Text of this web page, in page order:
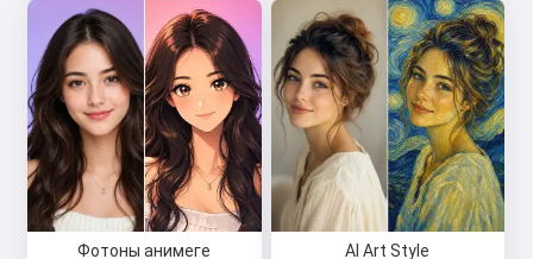
Фотоны анимеге
AI Art Style